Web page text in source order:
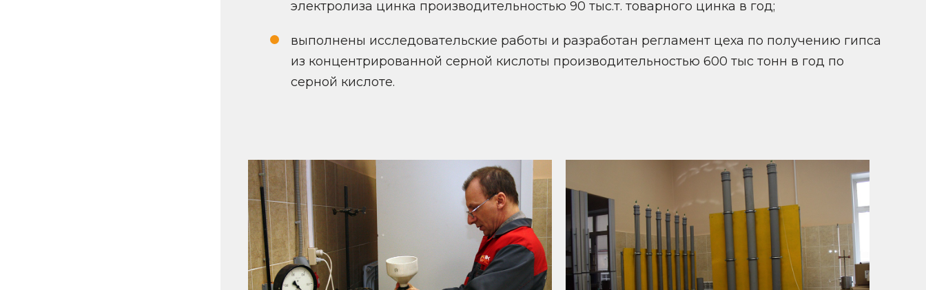
электролиза цинка производительностью 90 тыс.т. товарного цинка в год;
выполнены исследовательские работы и разработан регламент цеха по получению гипса
из концентрированной серной кислоты производительностью 600 тыс тонн в год по
серной кислоте.